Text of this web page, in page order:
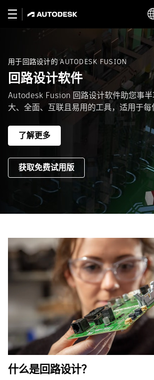
用于回路设计的 AUTODESK FUSION
回路设计软件
Autodesk Fusion 回路设计软件助您事
大、全面、互联且易用的工具，适用于
了解更多
获取免费试用版
什么是回路设计？